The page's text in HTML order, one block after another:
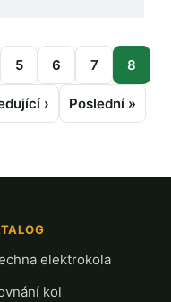
Stránka
5 Stránka
6 Stránka
7 8
›
Poslední
stránka
Poslední »
elektrokola
kol